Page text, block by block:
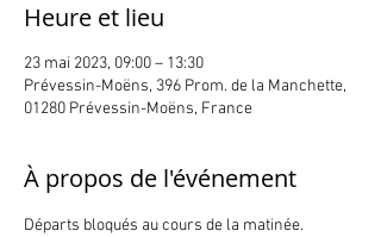
Heure et lieu
23 mai 2023, 09:00 – 13:30
Prévessin-Moëns, 396 Prom. de la Manchette,
01280 Prévessin-Moëns, France
À propos de l'événement
Départs bloqués au cours de la matinée.